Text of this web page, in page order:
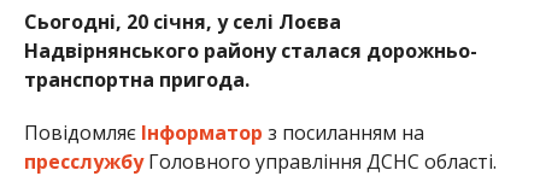
Сьогодні, 20 січня, у селі Лоєва
Надвірнянського району сталася дорожньо-
транспортна пригода.
Повідомляє Інформатор з посиланням на
пресслужбуГоловного управління ДСНС області.